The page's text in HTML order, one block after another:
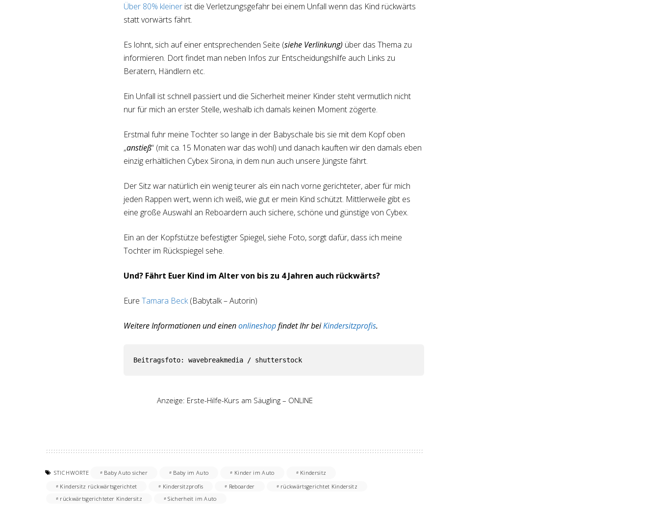
Über 80% kleiner ist die Verletzungsgefahr bei einem Unfall wenn das Kind rückwärts
statt vorwärts fährt.
Es lohnt, sich auf einer entsprechenden Seite (siehe Verlinkung) über das Thema zu
informieren. Dort findet man neben Infos zur Entscheidungshilfe auch Links zu
Beratern, Händlern etc.
Ein Unfall ist schnell passiert und die Sicherheit meiner Kinder steht vermutlich nicht
nur für mich an erster Stelle, weshalb ich damals keinen Moment zögerte.
Erstmal fuhr meine Tochter so lange in der Babyschale bis sie mit dem Kopf oben
„anstieß“ (mit ca. 15 Monaten war das wohl) und danach kauften wir den damals eben
einzig erhältlichen Cybex Sirona, in dem nun auch unsere Jüngste fährt.
Der Sitz war natürlich ein wenig teurer als ein nach vorne gerichteter, aber für mich
jeden Rappen wert, wenn ich weiß, wie gut er mein Kind schützt. Mittlerweile gibt es
eine große Auswahl an Reboardern auch sichere, schöne und günstige von Cybex.
Ein an der Kopfstütze befestigter Spiegel, siehe Foto, sorgt dafür, dass ich meine
Tochter im Rückspiegel sehe.
Und? Fährt Euer Kind im Alter von bis zu 4 Jahren auch rückwärts?
Eure Tamara Beck(Babytalk – Autorin)
Weitere Informationen und einenonlineshopfindet Ihr beiKindersitzprofis.
Beitragsfoto: wavebreakmedia / shutterstock
Anzeige: Erste-Hilfe-Kurs am Säugling – ONLINE
STICHWORTE Baby Auto sicher Baby im Auto Kinder im Auto
Kindersitz
Kindersitz rückwärtsgerichtet
Kindersitzprofis Reboarder
rückwärtsgerichtet Kindersitz
rückwärtsgerichteter Kindersitz
Sicherheit im Auto